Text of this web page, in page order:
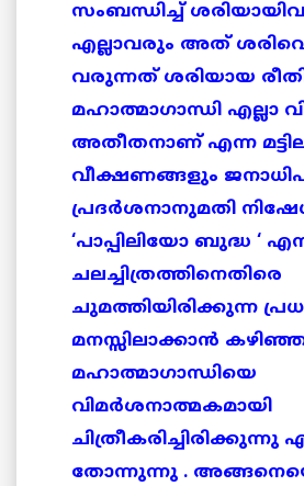
സംബന്ധിച്ച്
എല്ലാവരും അത്
വരുന്നത് ശരിയായ
മഹാത്മാഗാന്ധി എല്ലാ
അതീതനാണ് എന്ന
വീക്ഷണങ്ങളും
പ്രദര്‍ശനാനുമതി
‘പാപ്പിലിയോ ബുദ്ധ ‘
ചലച്ചിത്രത്തിനെതിരെ
ചുമത്തിയിരിക്കുന്ന
മനസ്സിലാക്കാന്‍
മഹാത്മാഗാന്ധിയെ
വിമര്‍ശനാത്മകമായി
തോന്നുന്നു .